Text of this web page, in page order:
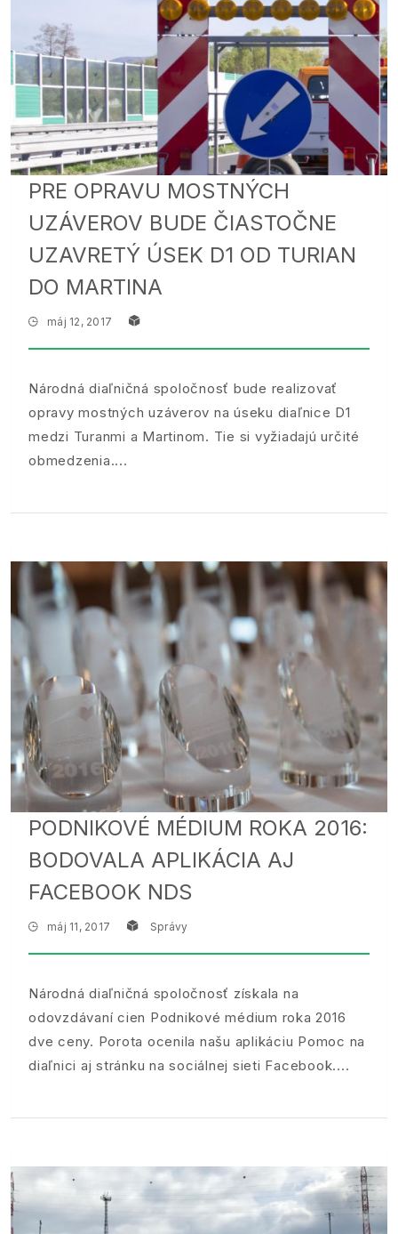
PRE OPRAVU MOSTNÝCH
UZÁVEROV BUDE ČIASTOČNE
UZAVRETÝ ÚSEK D1 OD TURIAN
DO MARTINA
máj 12, 2017
Národná diaľničná spoločnosť bude realizovať
opravy mostných uzáverov na úseku diaľnice D1
medzi Turanmi a Martinom. Tie si vyžiadajú určité
obmedzenia.
PODNIKOVÉ MÉDIUM ROKA 2016:
BODOVALA APLIKÁCIA AJ
FACEBOOK NDS
máj 11, 2017 Správy
Národná diaľničná spoločnosť získala na
odovzdávaní cien Podnikové médium roka 2016
dve ceny. Porota ocenila našu aplikáciu Pomoc na
diaľnici aj stránku na sociálnej sieti Facebook.